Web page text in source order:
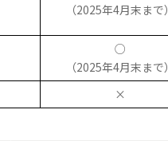
（2025年4月末まで）
○
（2025年4月末まで）
×